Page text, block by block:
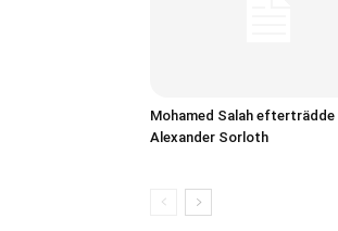
Mohamed Salah efterträdde
Alexander Sorloth